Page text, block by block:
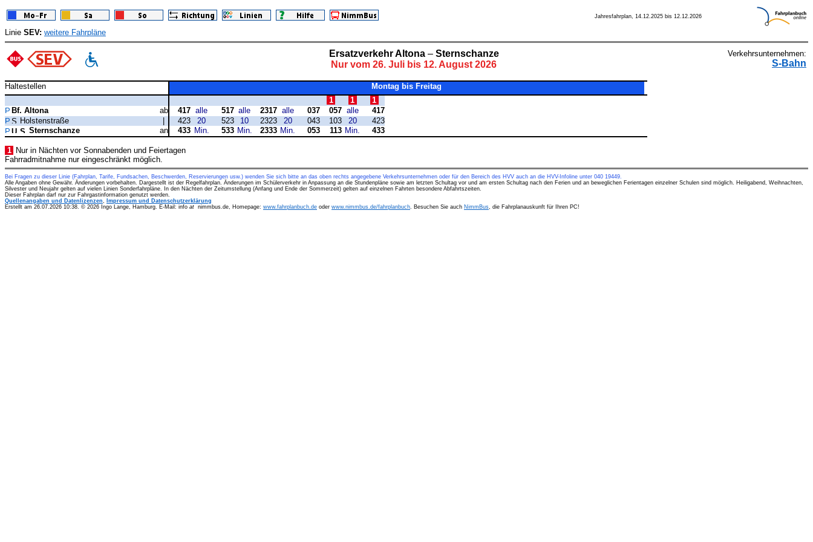
Jahresfahrplan, 14.12.2025 bis 12.12.2026
Linie SEV: weitere Fahrpläne
Ersatzverkehr Altona– Sternschanze
Nur vom 26. Juli bis 12. August 2026
Verkehrsunternehmen:
S-Bahn
Haltestellen
Montag bis Freitag
1
1
1
Bf. Altona
ab 417 alle 517 alle 2317 alle 037 057 alle
417
Holstenstraße
| 423 20 523 10 2323 20 043 103 20
423
Sternschanze
an 433 Min. 533 Min. 2333 Min. 053 113 Min. 433
1 Nur in Nächten vor Sonnabenden und Feiertagen
Fahrradmitnahme nur eingeschränkt möglich.
Bei Fragen zu dieser Linie (Fahrplan, Tarife, Fundsachen, Beschwerden, Reservierungen usw.) wenden Sie sich bitte an das oben rechts angegebene Verkehrsunternehmen oder für den Bereich des HVV auch an die HVV-Infoline unter 040 19449.
Alle Angaben ohne Gewähr. Änderungen vorbehalten. Dargestellt ist der Regelfahrplan. Änderungen im Schülerverkehr in Anpassung an die Stundenpläne sowie am letzten Schultag vor und am ersten Schultag nach den Ferien und an beweglichen Ferientagen einzelner Schulen sind möglich. Heiligabend, Weihnachten,
Silvester und Neujahr gelten auf vielen Linien Sonderfahrpläne. In den Nächten der Zeitumstellung (Anfang und Ende der Sommerzeit) gelten auf einzelnen Fahrten besondere Abfahrtszeiten.
Dieser Fahrplan darf nur zur Fahrgastinformation genutzt werden.
Quellenangaben und Datenlizenzen
Impressum und Datenschutzerklärung
Erstellt am 26.07.2026 10:38. © 2026 Ingo Lange, Hamburg. E-Mail: info at nimmbus.de, Homepage: www.fahrplanbuch.de oder www.nimmbus.de/fahrplanbuch . Besuchen Sie auch NimmBus , die Fahrplanauskunft für Ihren PC!